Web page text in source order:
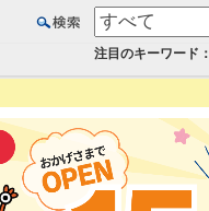
注目のキーワード：